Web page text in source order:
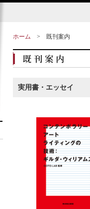
ホーム > 既刊案内
実用書・エッセイ